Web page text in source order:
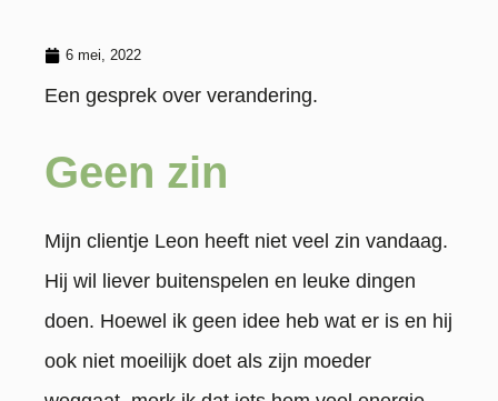
6 mei, 2022
Een gesprek over verandering.
Geen zin
Mijn clientje Leon heeft niet veel zin vandaag.
Hij wil liever buitenspelen en leuke dingen
doen. Hoewel ik geen idee heb wat er is en hij
ook niet moeilijk doet als zijn moeder